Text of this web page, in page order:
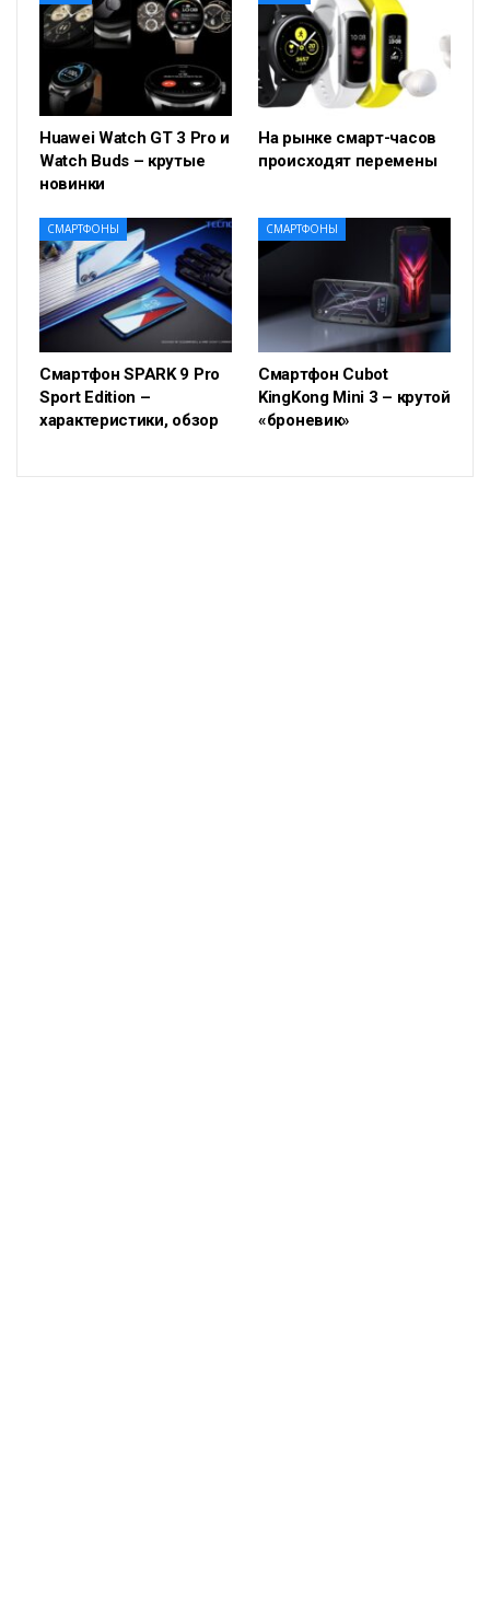
Huawei Watch GT 3 Pro и
Watch Buds – крутые
новинки
На рынке смарт-часов
происходят перемены
СМАРТФОНЫ
Смартфон SPARK 9 Pro
Sport Edition –
характеристики, обзор
СМАРТФОНЫ
Смартфон Cubot
KingKong Mini 3 – крутой
«броневик»